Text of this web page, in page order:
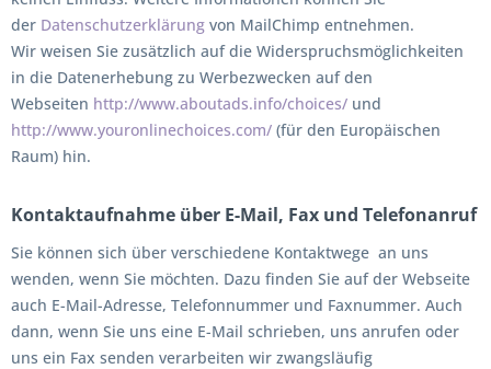
der Datenschutzerklärung von MailChimp entnehmen.
Wir weisen Sie zusätzlich auf die Widerspruchsmöglichkeiten
in die Datenerhebung zu Werbezwecken auf den
Webseiten http://www.aboutads.info/choices/ und
http://www.youronlinechoices.com/ (für den Europäischen
Raum) hin.
Kontaktaufnahme über E-Mail, Fax und Telefonanruf
Sie können sich über verschiedene Kontaktwege an uns
wenden, wenn Sie möchten. Dazu finden Sie auf der Webseite
auch E-Mail-Adresse, Telefonnummer und Faxnummer. Auch
dann, wenn Sie uns eine E-Mail schrieben, uns anrufen oder
uns ein Fax senden verarbeiten wir zwangsläufig